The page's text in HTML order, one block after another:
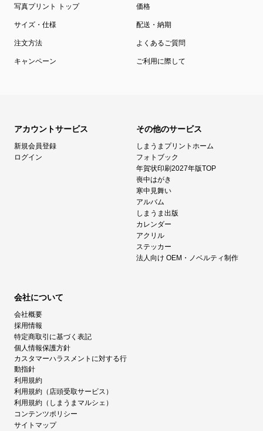
写真プリント トップ 価格
サイズ・仕様 配送・納期
注文方法 よくあるご質問
キャンペーン ご利用に際して
アカウントサービス
新規会員登録
ログイン
その他のサービス
しまうまプリントホーム
フォトブック
年賀状印刷2027年版TOP
喪中はがき
寒中見舞い
アルバム
しまうま出版
カレンダー
アクリル
ステッカー
法人向け OEM・ノベルティ制作
会社について
会社概要
採用情報
特定商取引に基づく表記
個人情報保護方針
カスタマーハラスメントに対する行
動指針
利用規約
利用規約（店頭受取サービス）
利用規約（しまうまマルシェ）
コンテンツポリシー
サイトマップ